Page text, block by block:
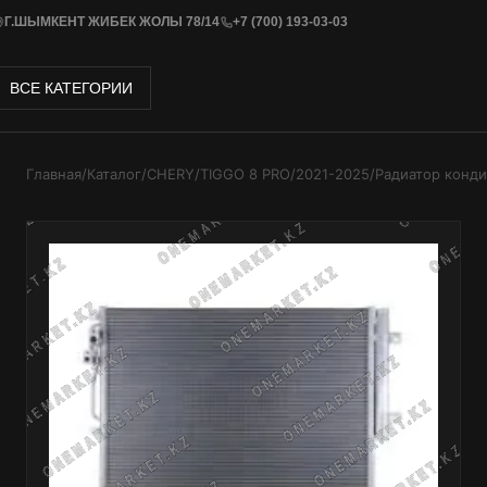
Г.ШЫМКЕНТ ЖИБЕК ЖОЛЫ 78/14 +7 (700) 193-03-03
ВСЕ КАТЕГОРИИ
Главная/Каталог/CHERY/TIGGO 8 PRO/2021-2025/Радиатор